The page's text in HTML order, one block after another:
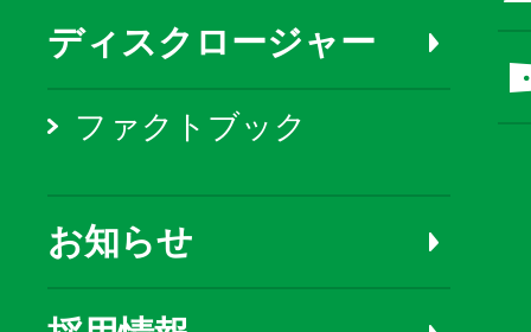
ディスクロージャー
ファクトブック
お知らせ